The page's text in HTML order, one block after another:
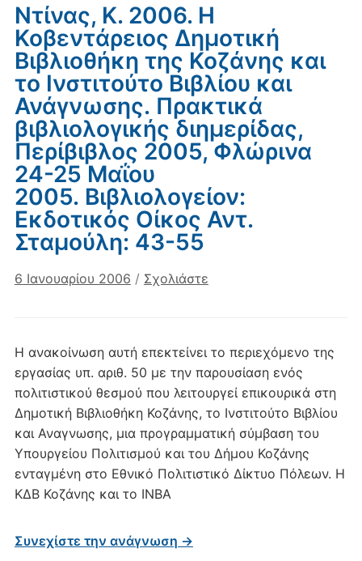
Ντίνας, Κ. 2006. Η
Κοβεντάρειος Δημοτική
Βιβλιοθήκη της Κοζάνης και
το Ινστιτούτο Βιβλίου και
Ανάγνωσης. Πρακτικά
βιβλιολογικής διημερίδας,
Περίβιβλος 2005, Φλώρινα
24-25 Μαΐου
2005. Βιβλιολογείον:
Εκδοτικός Οίκος Αντ.
Σταμούλη: 43-55
6 Ιανουαρίου 2006 / Σχολιάστε
Η ανακοίνωση αυτή επεκτείνει το περιεχόμενο της
εργασίας υπ. αριθ. 50 με την παρουσίαση ενός
πολιτιστικού θεσμού που λειτουργεί επικουρικά στη
Δημοτική Βιβλιοθήκη Κοζάνης, το Ινστιτούτο Βιβλίου
και Αναγνωσης, μια προγραμματική σύμβαση του
Υπουργείου Πολιτισμού και του Δήμου Κοζάνης
ενταγμένη στο Εθνικό Πολιτιστικό Δίκτυο Πόλεων. Η
ΚΔΒ Κοζάνης και το ΙΝΒΑ
Συνεχίστε την ανάγνωση →